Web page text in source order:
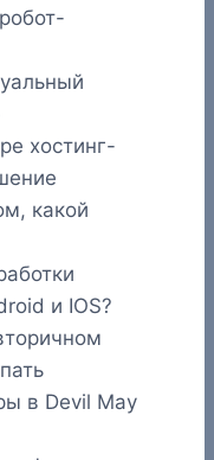
хостинг-
какой
и IOS?
в Devil May